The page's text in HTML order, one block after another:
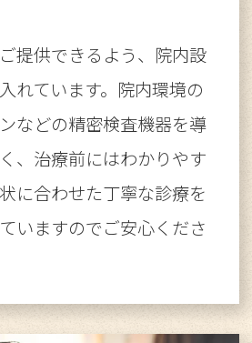
提供できるよう、院内設
れています。院内環境の
などの精密検査機器を導
、治療前にはわかりやす
に合わせた丁寧な診療を
いますのでご安心くださ